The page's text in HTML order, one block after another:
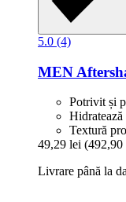
5.0 (4)
MEN
Potrivit și
Textură
49,29 lei
Livrare până la